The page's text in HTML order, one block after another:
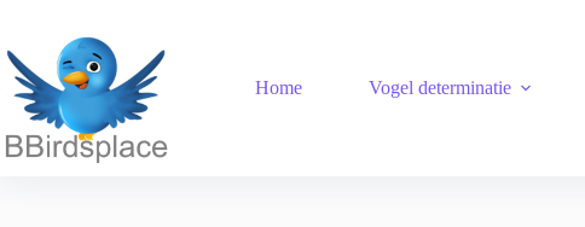
de
inhoud
Home Vogel determinatie